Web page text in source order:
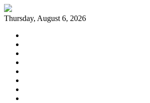
Skip
to
Thursday, August 6, 2026